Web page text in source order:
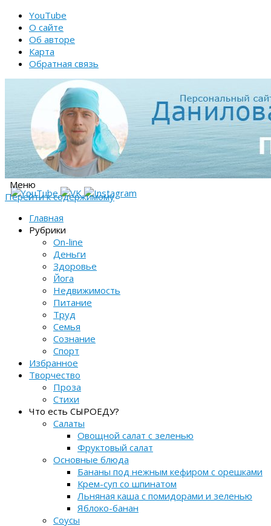
YouTube
О сайте
Об авторе
Карта
Обратная связь
Меню
Перейти к содержимому
Главная
Рубрики
On-line
Деньги
Здоровье
Йога
Недвижимость
Питание
Труд
Семья
Сознание
Спорт
Избранное
Творчество
Проза
Стихи
Что есть СЫРОЕДУ?
Салаты
Овощной салат с зеленью
Фруктовый салат
Основные блюда
Бананы под нежным кефиром с орешками
Крем-суп со шпинатом
Льняная каша с помидорами и зеленью
Яблоко-банан
Соусы